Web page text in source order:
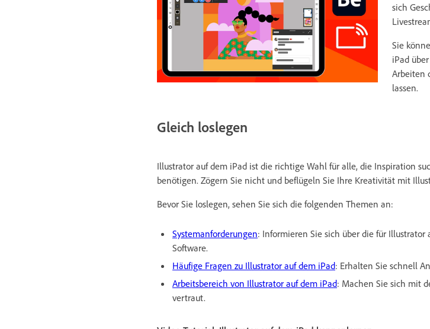
sich
Sie
iPad
Arbeiten
lassen.
Gleich loslegen
Illustrator auf dem iPad ist die richtige Wahl für alle, die Inspiration
benötigen. Zögern Sie nicht und beflügeln Sie Ihre Kreativität mit
Bevor Sie loslegen, sehen Sie sich die folgenden Themen an:
Systemanforderungen: Informieren Sie sich über die für
Software.
Häufige Fragen zu Illustrator auf dem iPad: Erhalten Sie schnell
Arbeitsbereich von Illustrator auf dem iPad: Machen Sie sich mit
vertraut.